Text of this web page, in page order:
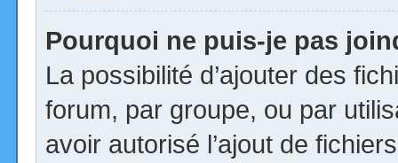
Pourquoi ne puis-je pas
La possibilité d’ajouter des
forum, par groupe, ou par
avoir autorisé l’ajout de